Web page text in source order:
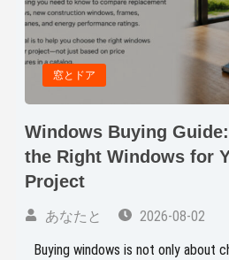
窓とドア
Windows Buying
the Right Windows for
Project
あなたと
2026-08-02
Buying windows is not only about